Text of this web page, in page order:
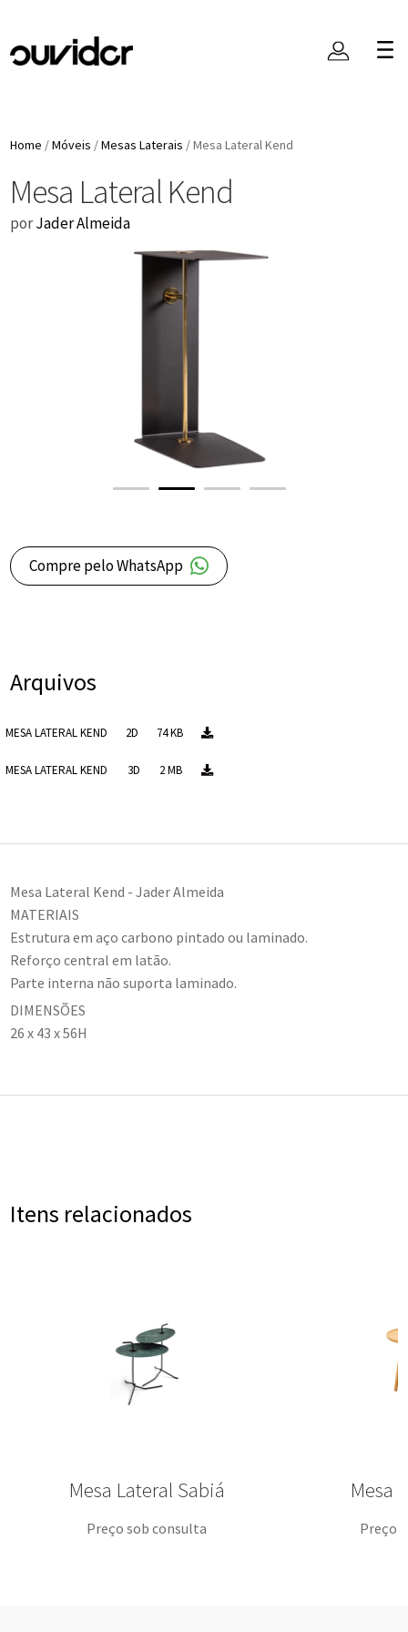
Home /Móveis /Mesas Laterais /Mesa Lateral Kend
Mesa Lateral Kend
porJader Almeida
Compre pelo WhatsApp
Arquivos
MESA LATERAL KEND 2D 74 KB
MESA LATERAL KEND 3D 2 MB
Mesa Lateral Kend - Jader Almeida
MATERIAIS
Estrutura em aço carbono pintado ou laminado.
Reforço central em latão.
Parte interna não suporta laminado.
DIMENSÕES
26 x 43 x 56H
Itens relacionados
Mesa Lateral Sabiá
Preço sob consulta
Mesa
Preço